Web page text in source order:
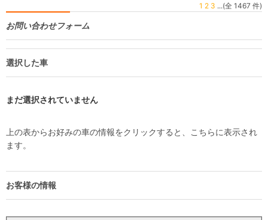
1 2 3 ...(全 1467 件)
お問い合わせフォーム
選択した車
まだ選択されていません
上の表からお好みの車の情報をクリックすると、こちらに表示され
ます。
お客様の情報